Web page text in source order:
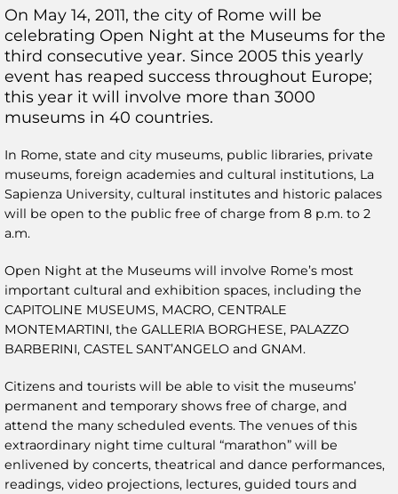
On May 14, 2011, the city of Rome will be
celebrating Open Night at the Museums for the
third consecutive year. Since 2005 this yearly
event has reaped success throughout Europe;
this year it will involve more than 3000
museums in 40 countries.
In Rome, state and city museums, public libraries, private
museums, foreign academies and cultural institutions, La
Sapienza University, cultural institutes and historic palaces
will be open to the public free of charge from 8 p.m. to 2
a.m.
Open Night at the Museums will involve Rome’s most
important cultural and exhibition spaces, including the
CAPITOLINE MUSEUMS, MACRO, CENTRALE
MONTEMARTINI, the GALLERIA BORGHESE, PALAZZO
BARBERINI, CASTEL SANT’ANGELO and GNAM.
Citizens and tourists will be able to visit the museums’
permanent and temporary shows free of charge, and
attend the many scheduled events. The venues of this
extraordinary night time cultural “marathon” will be
enlivened by concerts, theatrical and dance performances,
readings, video projections, lectures, guided tours and